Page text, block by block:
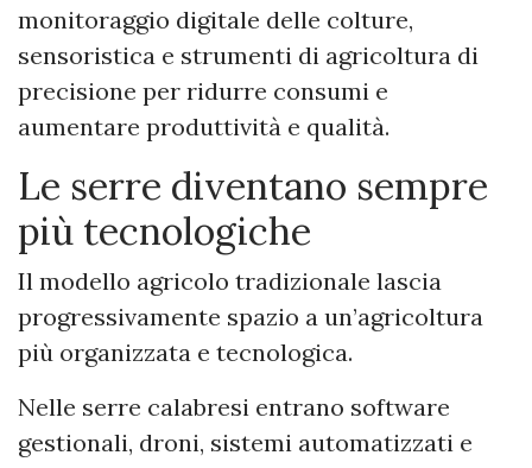
monitoraggio digitale delle colture,
sensoristica e strumenti di agricoltura di
precisione per ridurre consumi e
aumentare produttività e qualità.
Le serre diventano sempre
più tecnologiche
Il modello agricolo tradizionale lascia
progressivamente spazio a un’agricoltura
più organizzata e tecnologica.
Nelle serre calabresi entrano software
gestionali, droni, sistemi automatizzati e